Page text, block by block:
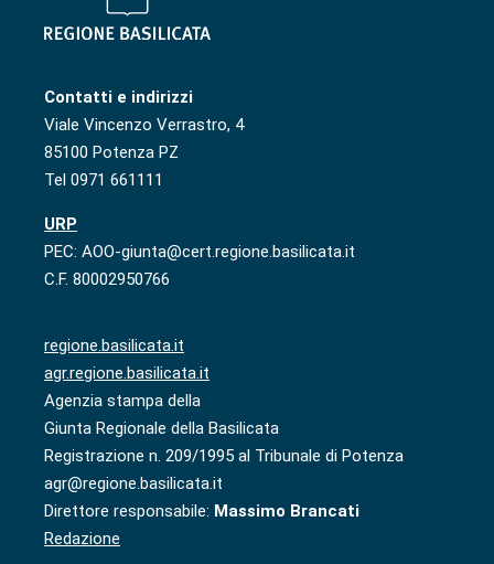
Contatti e indirizzi
Viale Vincenzo Verrastro, 4
85100 Potenza PZ
Tel 0971 661111
URP
PEC: AOO-giunta@cert.regione.basilicata.it
C.F. 80002950766
regione.basilicata.it
agr.regione.basilicata.it
Agenzia stampa della
Giunta Regionale della Basilicata
Registrazione n. 209/1995 al Tribunale di Potenza
agr@regione.basilicata.it
Direttore responsabile: Massimo Brancati
Redazione